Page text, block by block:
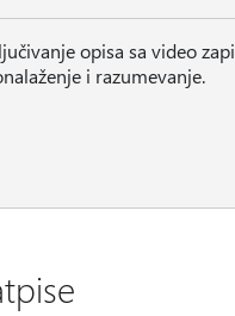
opisa sa video
i razumevanje.